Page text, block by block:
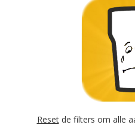
Resetde filters om alle